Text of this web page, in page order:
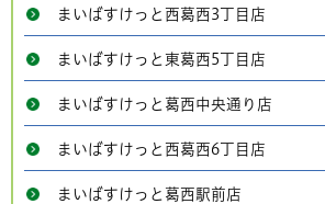
まいばすけっと西葛西3丁目店
まいばすけっと東葛西5丁目店
まいばすけっと葛西中央通り店
まいばすけっと西葛西6丁目店
まいばすけっと葛西駅前店